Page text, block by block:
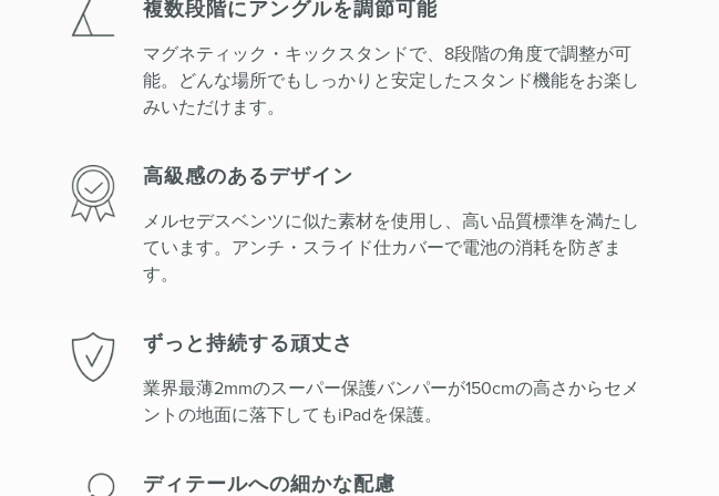
複数段階にアングルを調節可能
マグネティック・キックスタンドで、8段階の角度で調整が可
能。どんな場所でもしっかりと安定したスタンド機能をお楽し
みいただけます。
高級感のあるデザイン
メルセデスベンツに似た素材を使用し、高い品質標準を満たし
ています。アンチ・スライド仕カバーで電池の消耗を防ぎま
す。
ずっと持続する頑丈さ
業界最薄2mmのスーパー保護バンパーが150cmの高さからセメ
ントの地面に落下してもiPadを保護。
ディテールへの細かな配慮